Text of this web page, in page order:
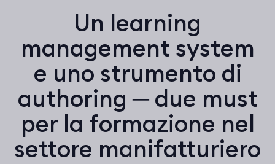
Un learning
management system
e uno strumento di
authoring ─ due must
per la formazione nel
settore manifatturiero